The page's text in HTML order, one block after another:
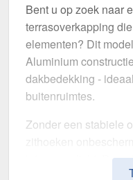
Bent u op zoek naar
terrasoverkapping
elementen? Dit
Aluminium
dakbedekking -
buitenruimtes.
Zonder een stabiele
intens zonlicht.